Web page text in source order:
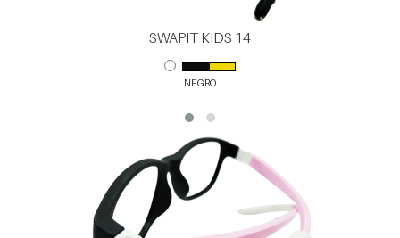
SWAPIT KIDS 14
NEGRO